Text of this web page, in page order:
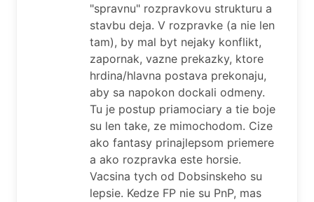
"spravnu" rozpravkovu strukturu a
stavbu deja. V rozpravke (a nie len
tam), by mal byt nejaky konflikt,
zapornak, vazne prekazky, ktore
hrdina/hlavna postava prekonaju,
aby sa napokon dockali odmeny.
Tu je postup priamociary a tie boje
su len take, ze mimochodom. Cize
ako fantasy prinajlepsom priemere
a ako rozpravka este horsie.
Vacsina tych od Dobsinskeho su
lepsie. Kedze FP nie su PnP, mas